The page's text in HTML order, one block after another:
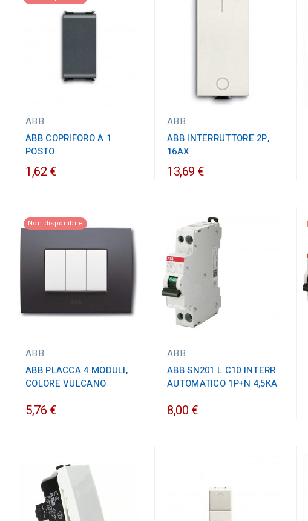
ABB
ABB COPRIFORO A 1
POSTO
1,62 €
ABB
ABB INTERRUTTORE 2P,
16AX
13,69 €
Non disponibile
ABB
ABB PLACCA 4 MODULI,
COLORE VULCANO
5,76 €
ABB
ABB SN201 L C10 INTERR.
AUTOMATICO 1P+N 4,5KA
8,00 €